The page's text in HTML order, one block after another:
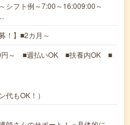
シフト例～7:00～16:009:00～
！】■2カ月～
円～ ■週払いOK ■扶養内OK ■
代もOK！）